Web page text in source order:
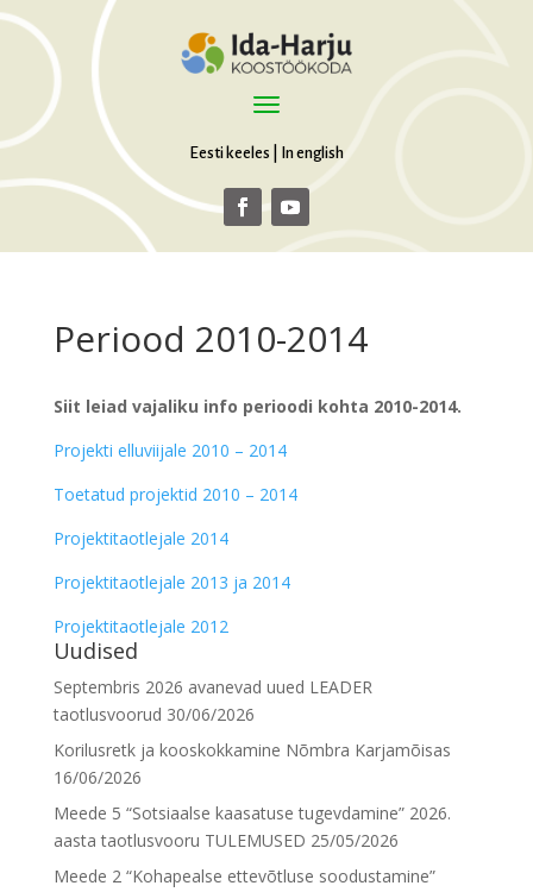
Eesti keeles In english
Periood 2010-2014
Siit leiad vajaliku info perioodi kohta 2010-2014.
Projekti elluviijale 2010 – 2014
Toetatud projektid 2010 – 2014
Projektitaotlejale 2014
Projektitaotlejale 2013 ja 2014
Projektitaotlejale 2012
Uudised
Septembris 2026 avanevad uued LEADER
taotlusvoorud 30/06/2026
Korilusretk ja kooskokkamine Nõmbra Karjamõisas
16/06/2026
Meede 5 “Sotsiaalse kaasatuse tugevdamine” 2026.
aasta taotlusvooru TULEMUSED 25/05/2026
Meede 2 “Kohapealse ettevõtluse soodustamine”